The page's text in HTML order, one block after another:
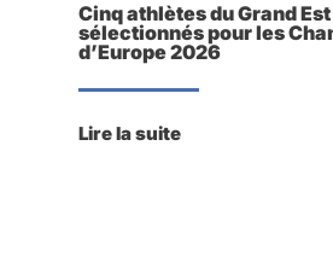
Cinq athlètes du Grand Est
sélectionnés pour les
d’Europe 2026
Lire la suite